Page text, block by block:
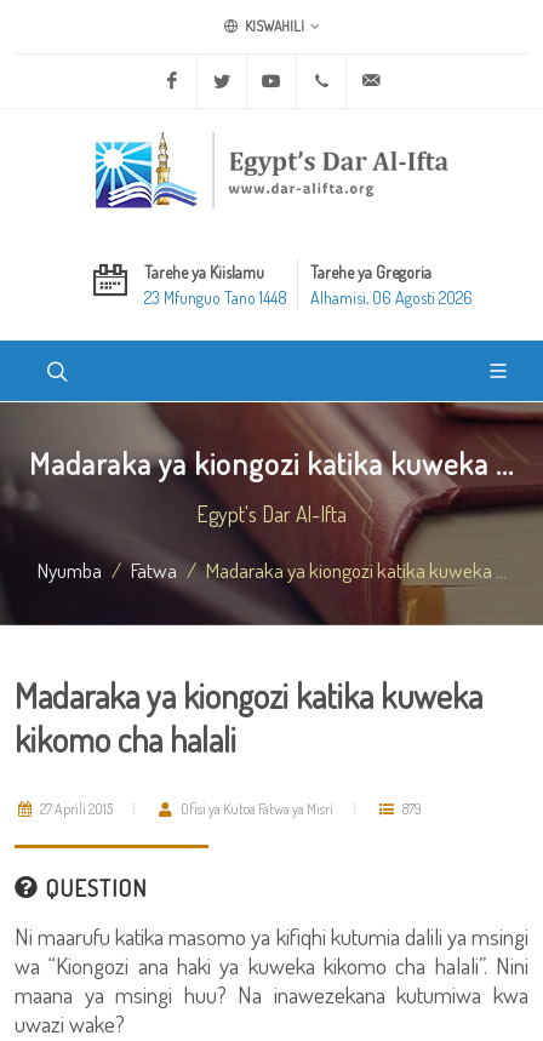
KISWAHILI
Facebook Twitter Youtube +20 2 25970400
Tarehe ya Kiislamu
23 Mfunguo Tano 1448
Tarehe ya Gregoria
Alhamisi, 06 Agosti 2026
Madaraka ya kiongozi katika kuweka ...
Egypt's Dar Al-Ifta
Nyumba Fatwa Madaraka ya kiongozi katika kuweka ...
Madaraka ya kiongozi katika kuweka
kikomo cha halali
27 Aprili 2015 Ofisi ya Kutoa Fatwa ya Misri 879
QUESTION
Ni maarufu katika masomo ya kifiqhi kutumia dalili ya msingi
wa “Kiongozi ana haki ya kuweka kikomo cha halali”. Nini
maana ya msingi huu? Na inawezekana kutumiwa kwa
uwazi wake?